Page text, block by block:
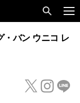
バン ウニコ レ